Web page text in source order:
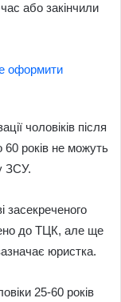
або закінчили
оформити
чоловіків після
60 років не можуть
ЗСУ.
засекреченого
до ТЦК, але ще
юристка.
25-60 років